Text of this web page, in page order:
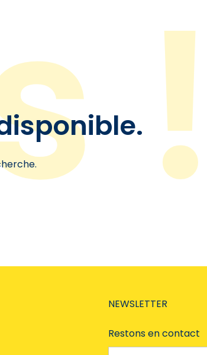
NEWSLETTER
Restons en contact